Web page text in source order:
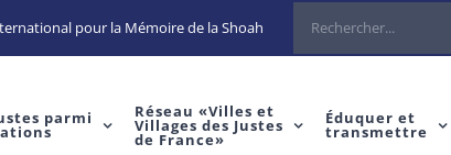
pour la Mémoire de la Shoah Rechercher
parmi Réseau «Villes et
Villages des Justes
de France»
Éduquer et
transmettre